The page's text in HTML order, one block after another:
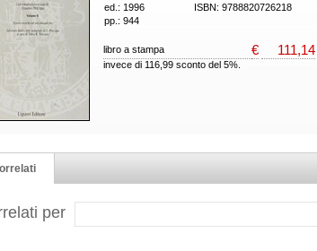
ed.: 1996
ISBN: 9788820726218
pp.: 944
libro a stampa € 111,14
invece di 116,99 sconto del 5%.
per